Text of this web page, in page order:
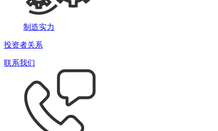
制造实力
投资者关系
联系我们